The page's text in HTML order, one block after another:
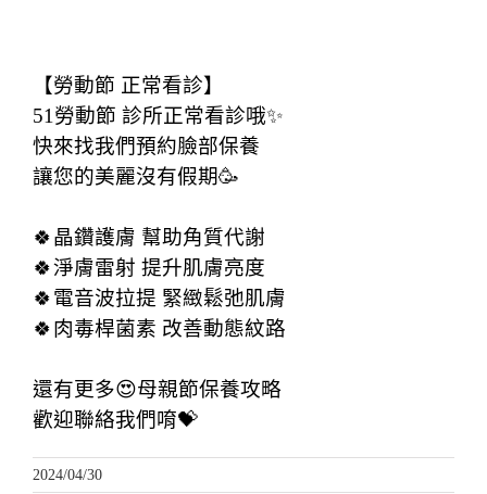
【勞動節 正常看診】
51勞動節 診所正常看診哦✨
快來找我們預約臉部保養
讓您的美麗沒有假期🥳
🍀晶鑽護膚 幫助角質代謝
🍀淨膚雷射 提升肌膚亮度
🍀電音波拉提 緊緻鬆弛肌膚
🍀肉毒桿菌素 改善動態紋路
還有更多😍母親節保養攻略
歡迎聯絡我們唷💝
2024/04/30